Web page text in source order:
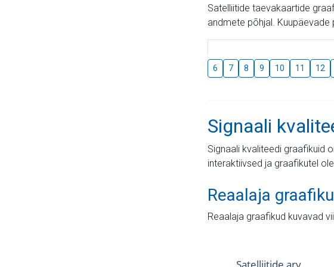
Satelliitide taevakaartide
andmete põhjal.
6 7 8 9 10 11 12
Signaali
Signaali kvaliteedi graafikuid
interaktiivsed ja graafikutel
Reaalaja
Reaalaja graafikud kuvavad